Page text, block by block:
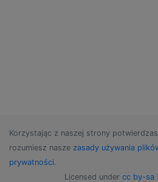
Korzystając z naszej strony
rozumiesz nasze zasady używania
prywatności.
Licensed under cc by-sa